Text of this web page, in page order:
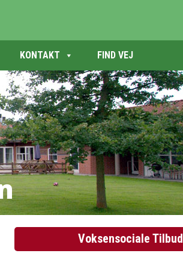
KONTAKT FIND VEJ
Voksensociale Tilbud